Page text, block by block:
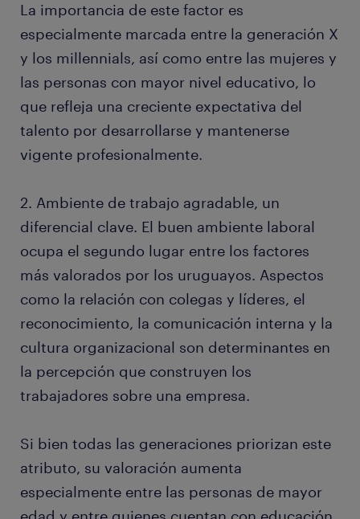
La importancia de este factor es
especialmente marcada entre la generación X
y los millennials, así como entre las mujeres y
las personas con mayor nivel educativo, lo
que refleja una creciente expectativa del
talento por desarrollarse y mantenerse
vigente profesionalmente.
2. Ambiente de trabajo agradable, un
diferencial clave. El buen ambiente laboral
ocupa el segundo lugar entre los factores
más valorados por los uruguayos. Aspectos
como la relación con colegas y líderes, el
reconocimiento, la comunicación interna y la
cultura organizacional son determinantes en
la percepción que construyen los
trabajadores sobre una empresa.
Si bien todas las generaciones priorizan este
atributo, su valoración aumenta
especialmente entre las personas de mayor